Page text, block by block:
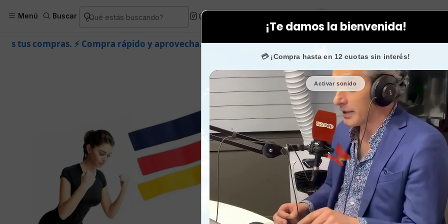
¡Te damos la bienvenida!
💳 ¡Compra hasta en 12 cuotas sin interés!
Activar sonido
Menú Buscar
Marcas Dr. Fontboté 3 Bandas para hacer ejercicio muslos fuertes y
rápido y aprovecha. 💙 +50.000 fans enInstagramconfían en nosotros.
3 Bandas
fuertes y
🎉 Bienvenid@ 🔥 ¡Hasta $2.500 de regalo
Cantidad